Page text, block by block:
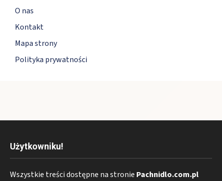
O nas
Kontakt
Mapa strony
Polityka prywatności
Użytkowniku!
Wszystkie treści dostępne na stronie Pachnidlo.com.pl